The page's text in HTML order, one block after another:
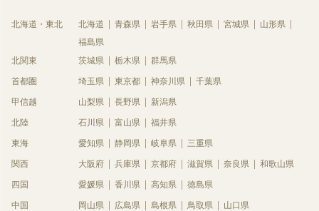
北海道・東北 北海道 青森県 岩手県 秋田県 宮城県
山形県
福島県
北関東
茨城県 栃木県 群馬県
首都圏 埼玉県 東京都 神奈川県 千葉県
甲信越 山梨県 長野県 新潟県
北陸 石川県 富山県 福井県
東海 愛知県 静岡県 岐阜県 三重県
関西 大阪府 兵庫県 京都府 滋賀県 奈良県 和歌山県
四国 愛媛県 香川県 高知県 徳島県
中国 岡山県 広島県 島根県 鳥取県 山口県